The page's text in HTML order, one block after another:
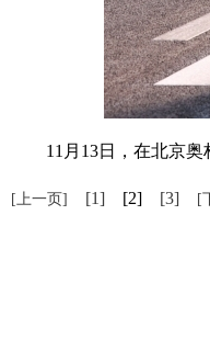
11月13日，在北京奥
[上一页] [1] [2] [3] [